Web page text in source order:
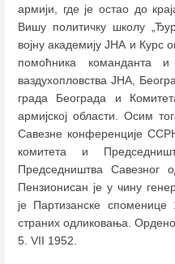
армији, где је остао до
Вишу политичку школу
војну академију ЈНА и Курс
помоћника команданта и
ваздухопловства ЈНА,
града Београда и
армијској области. Осим
Савезне конференције
комитета и
Председништва Савезног
Пензионисан је у чину
је Партизанске споменице
страних одликовања.
5. VII 1952.